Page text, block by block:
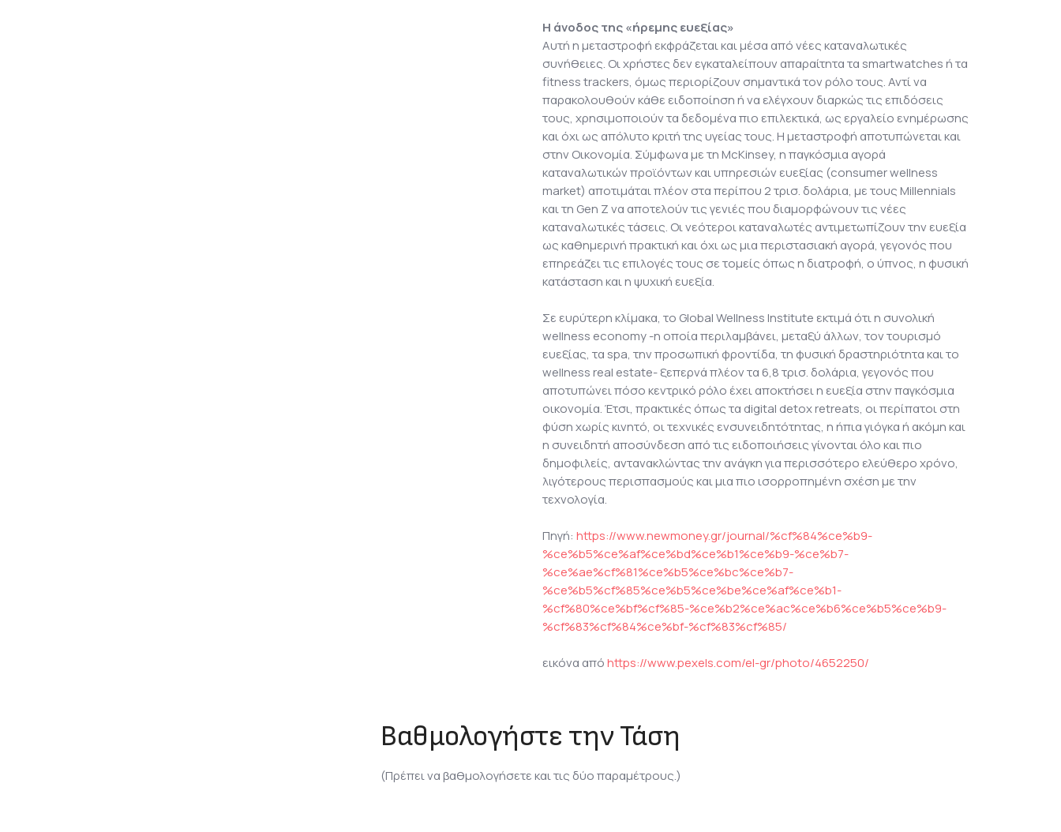
Η άνοδος της «ήρεμης ευεξίας»
Αυτή η μεταστροφή εκφράζεται και μέσα από νέες καταναλωτικές
συνήθειες. Οι χρήστες δεν εγκαταλείπουν απαραίτητα τα smartwatches ή τα
fitness trackers, όμως περιορίζουν σημαντικά τον ρόλο τους. Αντί να
παρακολουθούν κάθε ειδοποίηση ή να ελέγχουν διαρκώς τις επιδόσεις
τους, χρησιμοποιούν τα δεδομένα πιο επιλεκτικά, ως εργαλείο ενημέρωσης
και όχι ως απόλυτο κριτή της υγείας τους. Η μεταστροφή αποτυπώνεται και
στην Οικονομία. Σύμφωνα με τη McKinsey, η παγκόσμια αγορά
καταναλωτικών προϊόντων και υπηρεσιών ευεξίας (consumer wellness
market) αποτιμάται πλέον στα περίπου 2 τρισ. δολάρια, με τους Millennials
και τη Gen Z να αποτελούν τις γενιές που διαμορφώνουν τις νέες
καταναλωτικές τάσεις. Οι νεότεροι καταναλωτές αντιμετωπίζουν την ευεξία
ως καθημερινή πρακτική και όχι ως μια περιστασιακή αγορά, γεγονός που
επηρεάζει τις επιλογές τους σε τομείς όπως η διατροφή, ο ύπνος, η φυσική
κατάσταση και η ψυχική ευεξία.
Σε ευρύτερη κλίμακα, το Global Wellness Institute εκτιμά ότι η συνολική
wellness economy -η οποία περιλαμβάνει, μεταξύ άλλων, τον τουρισμό
ευεξίας, τα spa, την προσωπική φροντίδα, τη φυσική δραστηριότητα και το
wellness real estate- ξεπερνά πλέον τα 6,8 τρισ. δολάρια, γεγονός που
αποτυπώνει πόσο κεντρικό ρόλο έχει αποκτήσει η ευεξία στην παγκόσμια
οικονομία. Έτσι, πρακτικές όπως τα digital detox retreats, οι περίπατοι στη
φύση χωρίς κινητό, οι τεχνικές ενσυνειδητότητας, η ήπια γιόγκα ή ακόμη και
η συνειδητή αποσύνδεση από τις ειδοποιήσεις γίνονται όλο και πιο
δημοφιλείς, αντανακλώντας την ανάγκη για περισσότερο ελεύθερο χρόνο,
λιγότερους περισπασμούς και μια πιο ισορροπημένη σχέση με την
τεχνολογία.
Πηγή: https://www.newmoney.gr/journal/%cf%84%ce%b9-
%ce%b5%ce%af%ce%bd%ce%b1%ce%b9-%ce%b7-
%ce%ae%cf%81%ce%b5%ce%bc%ce%b7-
%ce%b5%cf%85%ce%b5%ce%be%ce%af%ce%b1-
%cf%80%ce%bf%cf%85-%ce%b2%ce%ac%ce%b6%ce%b5%ce%b9-
%cf%83%cf%84%ce%bf-%cf%83%cf%85/
εικόνα απόhttps://www.pexels.com/el-gr/photo/4652250/
Βαθμολογήστε την Τάση
(Πρέπει να βαθμολογήσετε και τις δύο παραμέτρους.)